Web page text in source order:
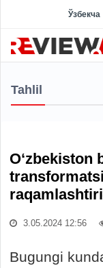
Ўзбекча
Tahlil
O‘zbekiston
3.05.2024 12:56
Bugungi